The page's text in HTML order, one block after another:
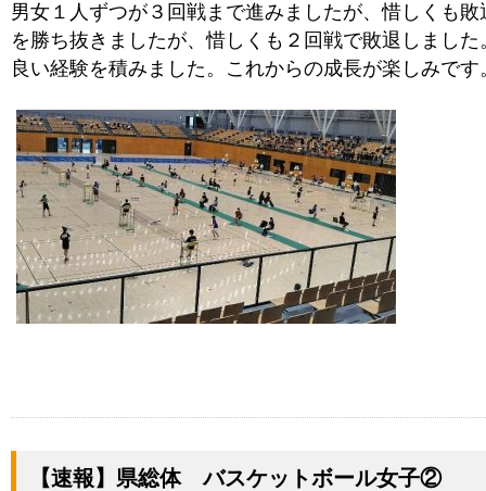
男女１人ずつが３回戦まで進みましたが、惜しくも
を勝ち抜きましたが、惜しくも２回戦で敗退しまし
良い経験を積みました。これからの成長が楽しみです
【速報】県総体 バスケットボール女子②